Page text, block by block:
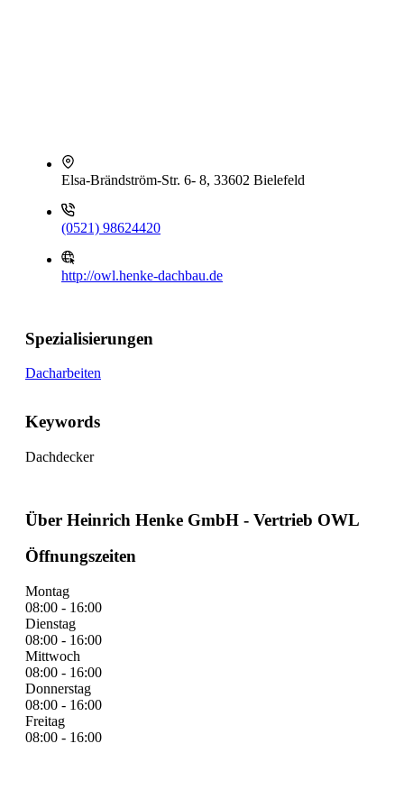
Elsa-Brändström-Str. 6- 8, 33602 Bielefeld
(0521) 98624420
http://owl.henke-dachbau.de
Spezialisierungen
Dacharbeiten
Keywords
Dachdecker
Über Heinrich Henke GmbH - Vertrieb OWL
Öffnungszeiten
Montag
08:00 - 16:00
Dienstag
08:00 - 16:00
Mittwoch
08:00 - 16:00
Donnerstag
08:00 - 16:00
Freitag
08:00 - 16:00